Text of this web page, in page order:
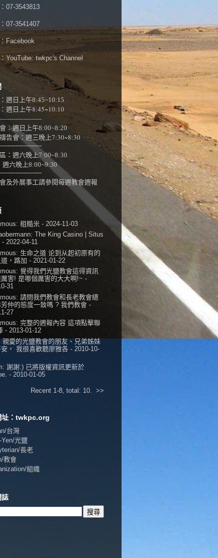
07-3543813
07-3541407
Facebook
YouTube:twkpc's Channel
週日上午8:45~10:15
週日上午8:45~10:10
：週日上午8:00~8:20
告會：週三晚上7:30~8:30
：週六晚上7:00~8:30
週六晚上8:00~9:30
及外展事工請參閱每週教會週報
粗糙米 - 2024-11-03
The King Casino | Situs
- 2022-04-11
生命之道 论到从起初原有的
，路加 - 2021-01-22
覺得我們光鹽教會這得資訊
害! 是哪個厲害的大大啊!~ -
31
請問我們教會和長老教會總
仲的態度一致嗎 ? 我們教會 -
27
完整的週報內容 這項點擊聯
- 2013-01-12
親愛的光鹽教會的朋友、兄弟姊妹
， 我很喜歡聽廖雅各 - 2010-10-
謝謝:) 已將版權資訊更新於
- 2010-01-05
Recent 1-8, total: 10. >>
址：twkpc.org
台灣
Yen/光鹽
長老
教會
組織
誌